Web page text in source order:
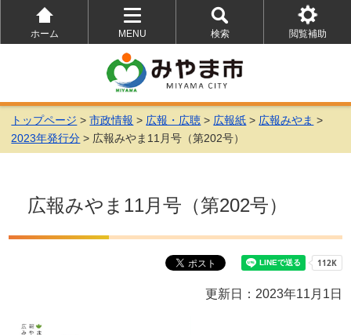
ホーム
MENU
を
開
く
検索
を
開
く
閲覧補助
を
トップページ >市政情報 > 広報・広聴 > 広報紙 > 広報みやま >
2023年発行分 > 広報みやま11月号（第202号）
広報みやま11月号（第202号）
更新日：2023年11月1日